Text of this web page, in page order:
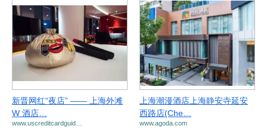
新晋网红“夜店” —— 上海外滩
W 酒店…
www.uscreditcardguid…
上海潮漫酒店上海静安寺延安
西路店(Che…
www.agoda.com